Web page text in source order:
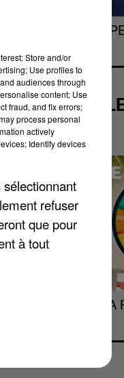
GAGNER
TOURNEZ LA
Store and/or
Use profiles to
audiences through
content; Use
fraud, and fix errors;
process personal
actively
Identify devices
refuser
que pour
à tout